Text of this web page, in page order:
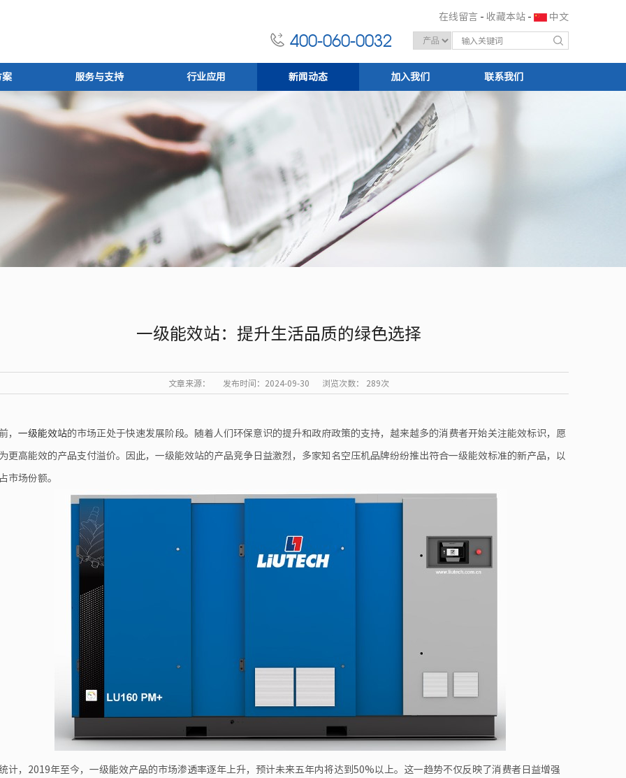
在线留言 - 收藏本站 - 中文
400-060-0032
案 服务与支持 行业应用 新闻动态 加入我们 联系我们
一级能效站：提升生活品质的绿色选择
文章来源： 发布时间：2024-09-30 浏览次数： 289次
， 一级能效站的市场正处于快速发展阶段。随着人们环保意识的提升和政府政策的支持，越来越多的消费者开始关注能效标识，愿
更高能效的产品支付溢价。因此，一级能效站的产品竞争日益激烈，多家知名空压机品牌纷纷推出符合一级能效标准的新产品，以
市场份额。
计，2019年至今，一级能效产品的市场渗透率逐年上升，预计未来五年内将达到50%以上。这一趋势不仅反映了消费者日益增强